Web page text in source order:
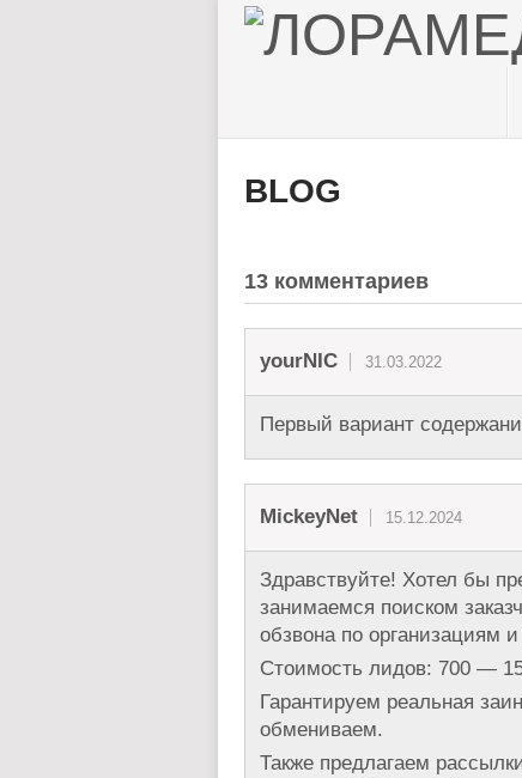
BLOG
13 комментариев
yourNIC 31.03.2022
Первый вариант
MickeyNet 15.12.2024
Здравствуйте! Хотел бы
занимаемся поиском
обзвона по организациям
Стоимость лидов: 700 —
Гарантируем реальная
обмениваем.
Также предлагаем